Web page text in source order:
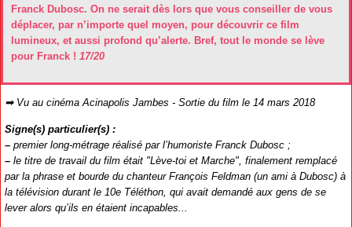
Franck Dubosc. On ne serait dès lors que vous conseiller de vous
déplacer, par n’importe quel moyen, pour découvrir ce film
lumineux, et aussi profond qu’alerte. Bref, tout le monde se lève
pour Franck ! 17/20
➡ Vu au cinéma Acinapolis Jambes - Sortie du film le 14 mars 2018
Signe(s) particulier(s) :
– premier long-métrage réalisé par l’humoriste Franck Dubosc ;
– le titre de travail du film était "Lève-toi et Marche", finalement remplacé
par la phrase et bourde du chanteur François Feldman (un ami à Dubosc) à
la télévision durant le 10e Téléthon, qui avait demandé aux gens de se
lever alors qu’ils en étaient incapables...